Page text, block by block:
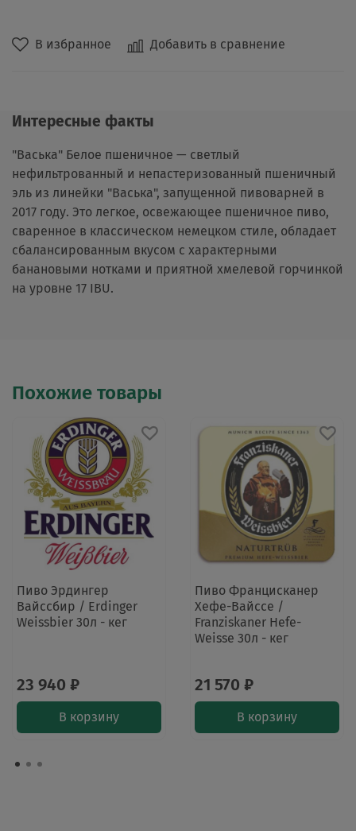
В избранное Добавить в сравнение
Интересные факты
"Васька" Белое пшеничное — светлый
нефильтрованный и непастеризованный пшеничный
эль из линейки "Васька", запущенной пивоварней в
2017 году. Это легкое, освежающее пшеничное пиво,
сваренное в классическом немецком стиле, обладает
сбалансированным вкусом с характерными
банановыми нотками и приятной хмелевой горчинкой
на уровне 17 IBU.
Похожие товары
Пиво Эрдингер
Вайссбир / Erdinger
Weissbier 30л - кег
23 940 ₽
В корзину
Пиво Францисканер
Хефе-Вайссе /
Franziskaner Hefe-
Weisse 30л - кег
21 570 ₽
В корзину